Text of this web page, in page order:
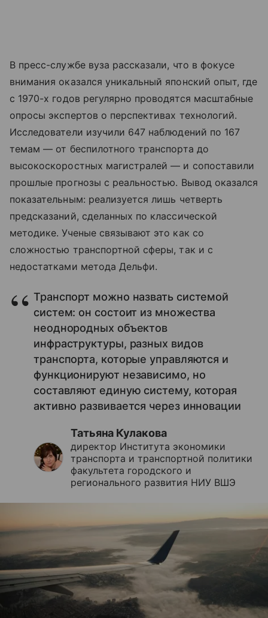
В пресс-службе вуза рассказали, что в фокусе
внимания оказался уникальный японский опыт, где
с 1970-х годов регулярно проводятся масштабные
опросы экспертов о перспективах технологий.
Исследователи изучили 647 наблюдений по 167
темам — от беспилотного транспорта до
высокоскоростных магистралей — и сопоставили
прошлые прогнозы с реальностью. Вывод оказался
показательным: реализуется лишь четверть
предсказаний, сделанных по классической
методике. Ученые связывают это как со
сложностью транспортной сферы, так и с
недостатками метода Дельфи.
Транспорт можно назвать системой
систем: он состоит из множества
неоднородных объектов
инфраструктуры, разных видов
транспорта, которые управляются и
функционируют независимо, но
составляют единую систему, которая
активно развивается через инновации
Татьяна Кулакова
директор Института экономики
транспорта и транспортной политики
факультета городского и
регионального развития НИУ ВШЭ